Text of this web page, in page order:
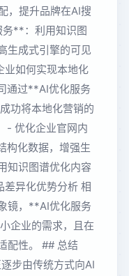
，提升品牌在AI搜
务**：利用知识图
生成式引擎的可见
业如何实现本地化
通过**AI优化服务
功将本地化营销的
- 优化企业官网内
构化数据，增强生
知识图谱优化内容
差异化优势分析 相
镜，**AI优化服务
企业的需求，且在
配性。 ## 总结
步由传统方式向AI